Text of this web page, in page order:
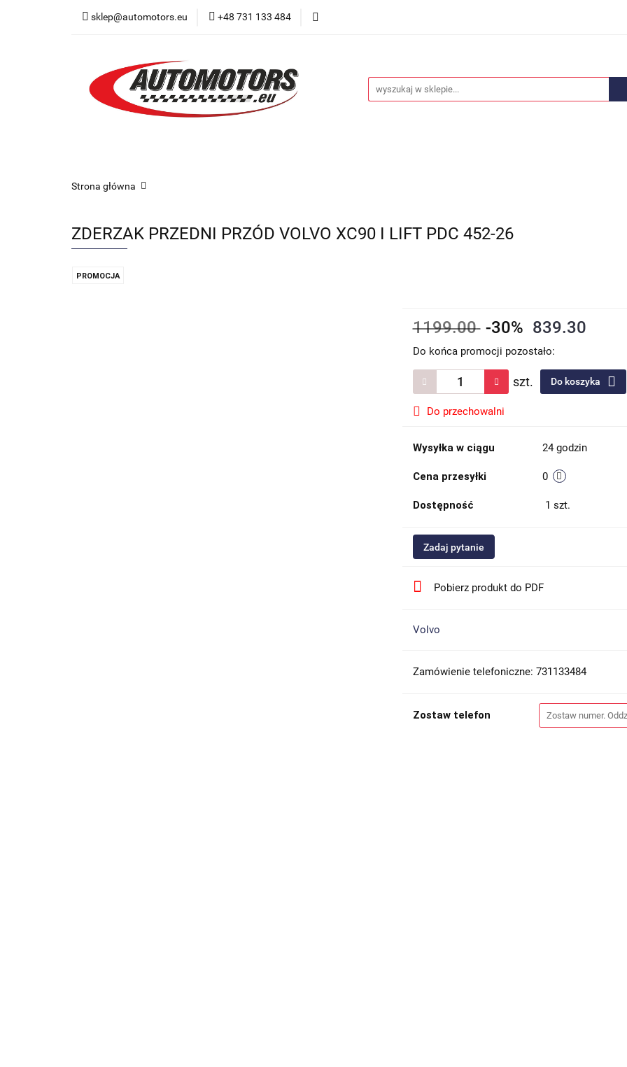
sklep@automotors.eu +48 731 133 484
Części samochodowe
Car audio Nowości
Strona główna
ZDERZAK PRZEDNI PRZÓD VOLVO XC90 I LIFT PDC 452-26
PROMOCJA
1199.00 -30% 839.30
Do końca promocji pozostało:
szt. Do koszyka
Do przechowalni
Wysyłka w ciągu 24 godzin
Cena przesyłki 0
Dostępność 1 szt.
Zadaj pytanie
Pobierz produkt do PDF
Volvo
Zamówienie telefoniczne: 731133484
Zostaw telefon